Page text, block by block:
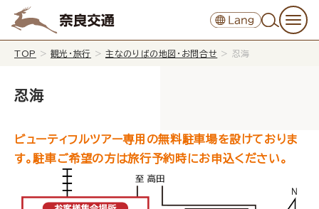
TOP > 観光・旅行 > 主なのりばの地図・お問合せ > 忍海
忍海
ビューティフルツアー専用の無料駐車場を設けておりま
す。駐車ご希望の方は旅行予約時にお申込ください。